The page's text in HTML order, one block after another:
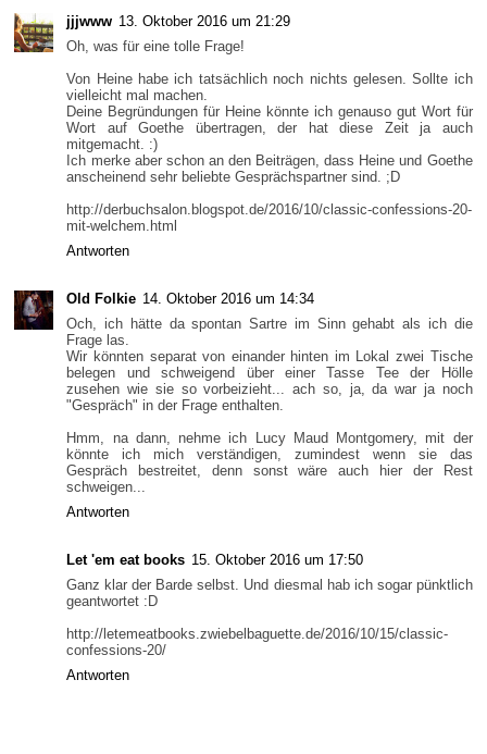
jjjwww 13. Oktober 2016 um 21:29
Oh, was für eine tolle Frage!
Von Heine habe ich tatsächlich noch nichts gelesen. Sollte ich
vielleicht mal machen.
Deine Begründungen für Heine könnte ich genauso gut Wort für
Wort auf Goethe übertragen, der hat diese Zeit ja auch
mitgemacht. :)
Ich merke aber schon an den Beiträgen, dass Heine und Goethe
anscheinend sehr beliebte Gesprächspartner sind. ;D
http://derbuchsalon.blogspot.de/2016/10/classic-confessions-20-
mit-welchem.html
Antworten
Old Folkie 14. Oktober 2016 um 14:34
Och, ich hätte da spontan Sartre im Sinn gehabt als ich die
Frage las.
Wir könnten separat von einander hinten im Lokal zwei Tische
belegen und schweigend über einer Tasse Tee der Hölle
zusehen wie sie so vorbeizieht... ach so, ja, da war ja noch
"Gespräch" in der Frage enthalten.
Hmm, na dann, nehme ich Lucy Maud Montgomery, mit der
könnte ich mich verständigen, zumindest wenn sie das
Gespräch bestreitet, denn sonst wäre auch hier der Rest
schweigen...
Antworten
Let 'em eat books 15. Oktober 2016 um 17:50
Ganz klar der Barde selbst. Und diesmal hab ich sogar pünktlich
geantwortet :D
http://letemeatbooks.zwiebelbaguette.de/2016/10/15/classic-
confessions-20/
Antworten